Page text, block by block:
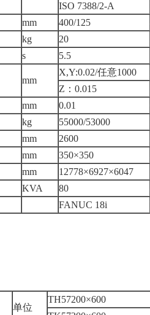
ISO 7388/2-A
mm 400/125
kg 20
s 5.5
mm
X,Y:0.02/任意1000
Z：0.015
mm 0.01
kg 55000/53000
mm 2600
mm 350×350
mm 12778×6927×6047
KVA 80
FANUC 18i
单位
TH57200×600